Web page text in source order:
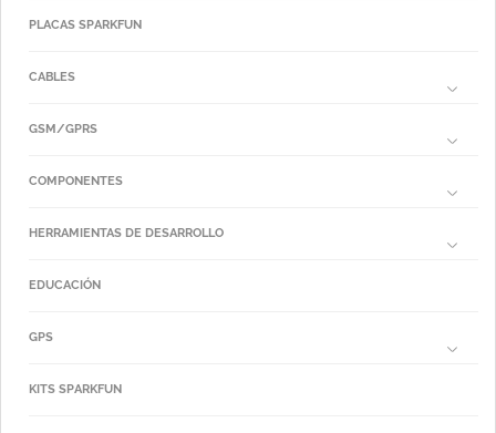
PLACAS SPARKFUN
CABLES
GSM/GPRS
COMPONENTES
HERRAMIENTAS DE DESARROLLO
EDUCACIÓN
GPS
KITS SPARKFUN